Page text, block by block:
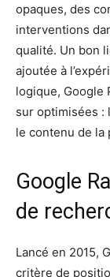
opaques, des
interventions
qualité. Un bon
ajoutée à
logique, Google
sur optimisées :
le contenu de la
Google
de
Lancé en 2015,
critère de